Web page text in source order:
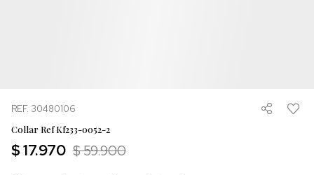
REF. 30480106
Collar Ref Kf233-0052-2
$ 17.970 $ 59.900